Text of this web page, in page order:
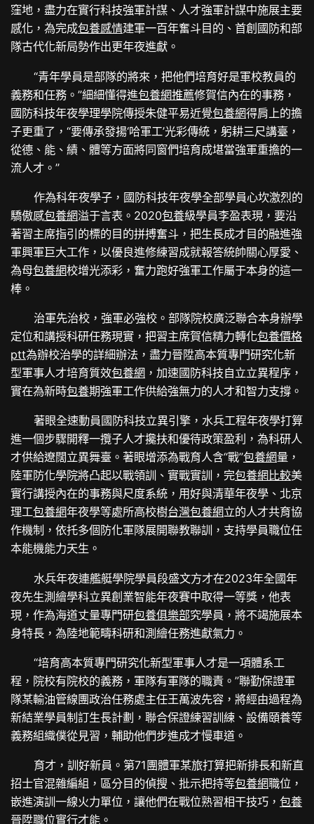
窪地，盡力在實行科技強軍計謀、人才強軍計謀中施展主要
感化，為完成包養感情建軍一百年奮斗目的、首創國防和部
隊古代化新局勢作出更年夜進獻。
“青年學員是部隊的將來，把他們培育好是軍校教員的
義務和任務。”細細懂得進包養網推薦修賀信內在的事務，
國防科技年夜學理學院傳授朱健平易近覺包養網得肩上的擔
子更重了，“要傳承發揚‘哈軍工’光彩傳統，躬耕三尺講臺，
從德、能、績、體等方面將同窗們培育成堪當強軍重擔的一
流人才。”
作為科年夜學子，國防科技年夜學全部學員心坎激烈的
驕傲感包養網溢于言表。2020包養級學員李盈表現，要沿
著習主席指引的標的目的拼搏奮斗，把生長成才目的融進強
軍興軍巨大工作，以優良進修練習成就報答統帥關心厚愛、
為母包養網校增光添彩，奮力跑好強軍工作屬于本身的這一
棒。
治軍先治校，強軍必強校。部隊院校廣泛聯合本身辦學
定位和講授科研任務現實，把習主席賀信精力轉化包養價格
ptt為辦校治學的詳細辦法，盡力晉陞高本質專門研究化新
型軍事人才培育質效包養網 ，加速國防科技自立立異程序，
實在為新時包養期強軍工作供給強無力的人才和智力支撐。
著眼全速動員國防科技立異引擎，水兵工程年夜學打算
進一個步驟開釋一攬子人才攙扶和優待政策盈利，為科研人
才供給遼闊立異舞臺。著眼增添為戰育人含“戰”包養網量，
陸軍防化學院將凸起以戰領訓、實戰實訓，完包養網比較美
實行講授內在的事務與尺度系統，用好與清華年夜學、北京
理工包養網年夜學等處所高校樹台灣包養網立的人才共育協
作機制，依托多個防化軍隊展開聯教聯訓，支持學員職位任
本能機能力天生。
水兵年夜連艦艇學院學員段盛文方才在2023年全國年
夜先生測繪學科立異創業智能年夜賽中取得一等獎，他表
現，作為海道丈量專門研包養俱樂部究學員，將不竭施展本
身特長，為陸地範疇科研和測繪任務進獻氣力。
“培育高本質專門研究化新型軍事人才是一項體系工
程，院校有院校的義務，軍隊有軍隊的職責。”聯勤保證軍
隊某輸油管線團政治任務處主任王萬波先容，將經由過程為
新結業學員制訂生長計劃，聯合保證練習訓練、設備頤養等
義務組織僕從見習，輔助他們步進成才慢車道。
育才，訓好新員。第71團體軍某旅打算把新排長和新直
招士官混雜編組，區分目的偵搜、批示把持等包養網職位，
嵌進演訓一線火力單位，讓他們在戰位熟習相干技巧，包養
晉陞職位實行才能。